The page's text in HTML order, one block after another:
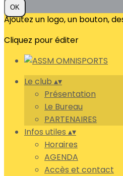
OK
Ajoutez un logo, un bouton,
Cliquez pour éditer
Le club ▴▾
Présentation
Le Bureau
PARTENAIRES
Infos utiles ▴▾
Horaires
AGENDA
Accès et contact